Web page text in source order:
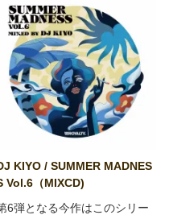
KIYO / SUMMER MADNES
Vol.6（MIXCD)
6弾となる今作はこのシリー